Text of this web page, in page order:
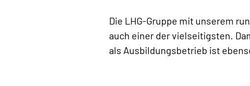
Die LHG-Gruppe mit unserem
auch einer der vielseitigsten.
als Ausbildungsbetrieb ist